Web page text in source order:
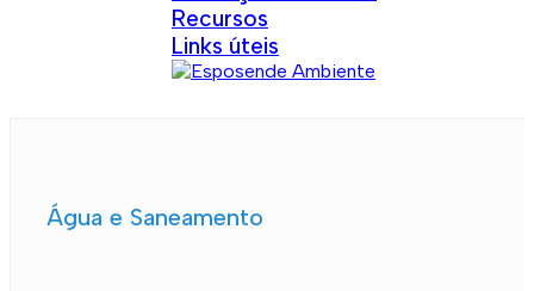
Recursos
Links úteis
Água e Saneamento